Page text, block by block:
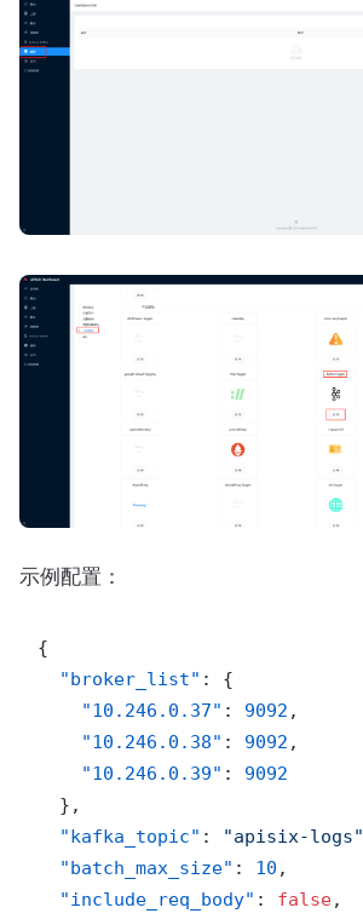
示例配置：
{
"broker_list" :
{
"10.246.0.37" : 9092 ,
"10.246.0.38" : 9092 ,
"10.246.0.39" :
9092
} ,
"kafka_topic" : "apisix-logs"
"batch_max_size" : 10 ,
"include_req_body" : false,